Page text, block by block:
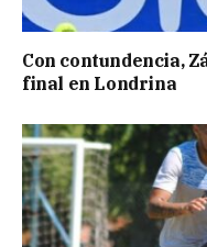
Con contundencia,
final en Londrina